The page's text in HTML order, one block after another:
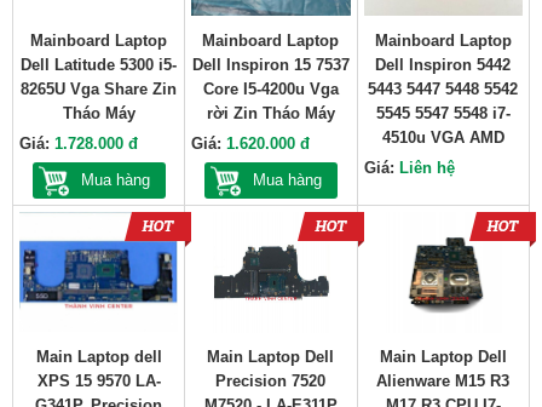
Mainboard Laptop
Dell Latitude 5300 i5-
8265U Vga Share Zin
Tháo Máy
Giá: 1.728.000 đ
Mua hàng
Mainboard Laptop
Dell Inspiron 15 7537
Core I5-4200u Vga
rời Zin Tháo Máy
Giá:1.620.000 đ
Mua hàng
Mainboard Laptop
Dell Inspiron 5442
5443 5447 5448 5542
5545 5547 5548 i7-
4510u VGA AMD
Giá: Liên hệ
Main Laptop dell
XPS 15 9570 LA-
Main Laptop Dell
Precision 7520
Main Laptop Dell
Alienware M15 R3